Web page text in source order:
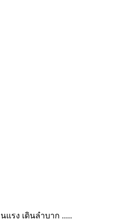
รง เดินลำบาก .....